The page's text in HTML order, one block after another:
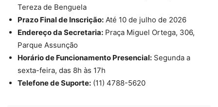
Tereza de Benguela
Prazo Final de Inscrição: Até 10 de julho de 2026
Endereço da Secretaria: Praça Miguel Ortega, 306,
Parque Assunção
Horário de Funcionamento Presencial: Segunda a
sexta-feira, das 8h às 17h
Telefone de Suporte: (11) 4788-5620